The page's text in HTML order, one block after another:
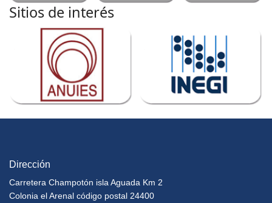
Sitios de interés
Dirección
Carretera Champotón isla Aguada Km 2
Colonia el Arenal código postal 24400